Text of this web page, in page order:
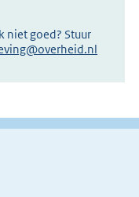
niet goed? Stuur